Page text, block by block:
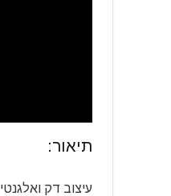
תיאור:
עיצוב דק ואלגנטי